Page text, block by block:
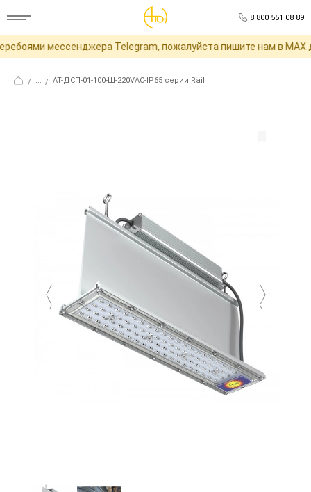
8 800 551 08 89
мессенджера Telegram, пожалуйста пишите нам в MAX
/ ... / АТ-ДСП-01-100-Ш-220VAC-IP65 серии Rail